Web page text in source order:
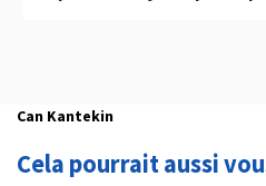
assurance protection
Can Kantekin
Cela pourrait aussi